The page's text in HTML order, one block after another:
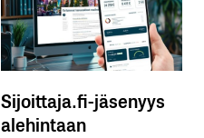
Sijoittaja.fi-jäsenyys
alehintaan